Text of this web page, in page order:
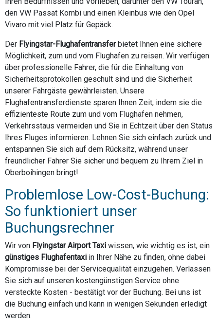
den VW Passat Kombi und einen Kleinbus wie den Opel
Vivaro mit viel Platz für Gepäck.
Der Flyingstar-Flughafentransferbietet Ihnen eine sichere
Möglichkeit, zum und vom Flughafen zu reisen. Wir verfügen
über professionelle Fahrer, die für die Einhaltung von
Sicherheitsprotokollen geschult sind und die Sicherheit
unserer Fahrgäste gewährleisten. Unsere
Flughafentransferdienste sparen Ihnen Zeit, indem sie die
effizienteste Route zum und vom Flughafen nehmen,
Verkehrsstaus vermeiden und Sie in Echtzeit über den Status
Ihres Fluges informieren. Lehnen Sie sich einfach zurück und
entspannen Sie sich auf dem Rücksitz, während unser
freundlicher Fahrer Sie sicher und bequem zu Ihrem Ziel in
Oberboihingen bringt!
Problemlose Low-Cost-Buchung:
So funktioniert unser
Buchungsrechner
Wir von Flyingstar Airport Taxi wissen, wie wichtig es ist, ein
günstiges Flughafentaxi in Ihrer Nähe zu finden, ohne dabei
Kompromisse bei der Servicequalität einzugehen. Verlassen
Sie sich auf unseren kostengünstigen Service ohne
versteckte Kosten - bestätigt vor der Buchung. Bei uns ist
die Buchung einfach und kann in wenigen Sekunden erledigt
werden.